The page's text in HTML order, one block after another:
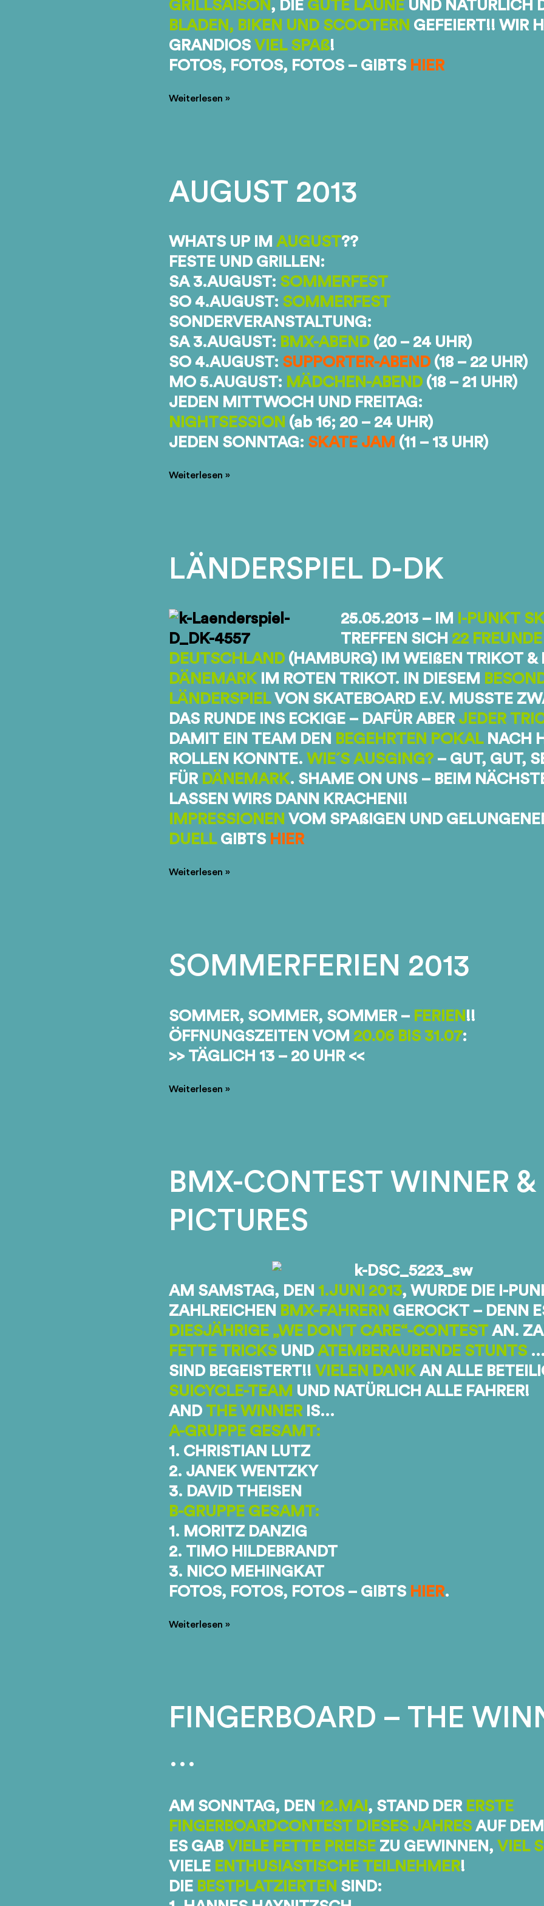
GRILLSAISON , DIE GUTE LAUNEUND NATÜRLICH
BLADEN, BIKEN UND SCOOTERN GEFEIERT!! WIR
GRANDIOS VIEL SPAß!
FOTOS, FOTOS, FOTOS – GIBTS HIER
SOMMERFEST
Weiterlesen »
AUGUST 2013
WHATS UP IM AUGUST??
FESTE UND GRILLEN:
SA 3.AUGUST: SOMMERFEST
SO 4.AUGUST: SOMMERFEST
SONDERVERANSTALTUNG:
SA 3.AUGUST: BMX-ABEND(20 – 24 UHR)
SO 4.AUGUST: SUPPORTER-ABEND(18 – 22 UHR)
MO 5.AUGUST: MÄDCHEN-ABEND(18 – 21 UHR)
JEDEN MITTWOCH UND FREITAG:
NIGHTSESSION (ab 16; 20 – 24 UHR)
JEDEN SONNTAG: SKATE JAM (11 – 13 UHR)
AUGUST
Weiterlesen »
LÄNDERSPIEL D-DK
25.05.2013 – IM
I-PUNKT
TREFFEN SICH 22 FREUNDE
DEUTSCHLAND(HAMBURG) IM WEIßEN TRIKOT &
DÄNEMARKIM ROTEN TRIKOT. IN DIESEM
LÄNDERSPIELVON SKATEBOARD E.V. MUSSTE
DAS RUNDE INS ECKIGE – DAFÜR ABER JEDER
DAMIT EIN TEAM DEN
BEGEHRTEN POKALNACH
ROLLEN KONNTE. WIE´S AUSGING?– GUT, GUT,
FÜR DÄNEMARK. SHAME ON UNS – BEIM
LASSEN WIRS DANN KRACHEN!!
IMPRESSIONEN VOM SPAßIGEN UND
DUELLGIBTS HIER
LÄNDERSPIEL
Weiterlesen »
SOMMERFERIEN 2013
SOMMER, SOMMER, SOMMER – FERIEN !!
ÖFFNUNGSZEITEN VOM 20.06 BIS 31.07:
>> TÄGLICH 13 – 20 UHR <<
SOMMERFERIEN
Weiterlesen »
BMX-CONTEST WINNER &
PICTURES
AM SAMSTAG, DEN 1.JUNI 2013, WURDE DIE I-
ZAHLREICHEN
BMX-FAHRERN GEROCKT – DENN
DIESJÄHRIGE „WE DON´T CARE“-CONTESTAN.
FETTE TRICKSUND ATEMBERAUBENDE STUNTS…
SIND BEGEISTERT!! VIELEN DANKAN ALLE
SUICYCLE-TEAM UND NATÜRLICH ALLE FAHRER!
AND THE WINNERIS…
A-GRUPPE GESAMT:
1. CHRISTIAN LUTZ
2. JANEK WENTZKY
3. DAVID THEISEN
B-GRUPPE GESAMT:
1. MORITZ DANZIG
2. TIMO HILDEBRANDT
3. NICO MEHINGKAT
FOTOS, FOTOS, FOTOS – GIBTS HIER.
BMX-
Weiterlesen »
FINGERBOARD – THE
…
AM SONNTAG, DEN 12.MAI , STAND DER ERSTE
FINGERBOARDCONTEST DIESES JAHRESAUF
ES GAB VIELE FETTE PREISEZU GEWINNEN, VIEL
VIELE ENTHUSIASTISCHE TEILNEHMER!
DIE BESTPLATZIERTEN SIND: